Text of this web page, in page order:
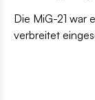
Die MiG-21 war
verbreitet